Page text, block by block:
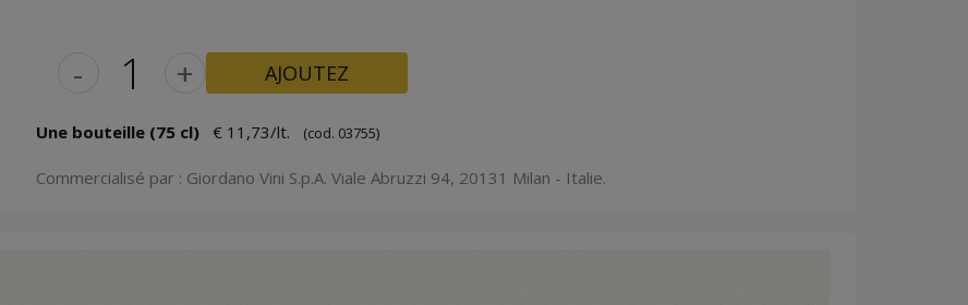
- + AJOUTEZ
Une bouteille (75 cl) € 11,73/lt. (cod. 03755)
Commercialisé par : Giordano Vini S.p.A. Viale Abruzzi 94, 20131 Milan - Italie.